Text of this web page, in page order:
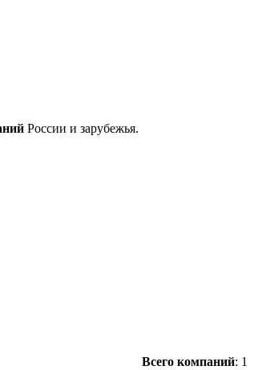
России и зарубежья.
Всего компаний: 1